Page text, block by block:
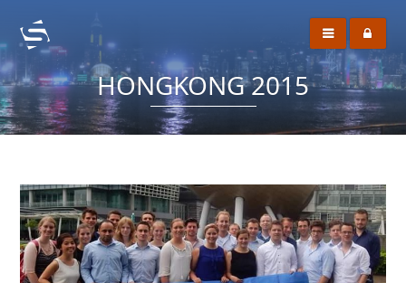
HONGKONG 2015